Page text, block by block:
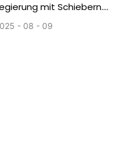
mit Schiebern.
08 09